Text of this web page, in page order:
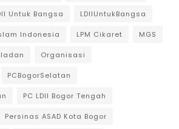
Untuk Bangsa LDIIUntukBangsa
Indonesia LPM Cikaret MGS
Organisasi
PCBogorSelatan
PC LDII Bogor Tengah
Persinas ASAD Kota Bogor